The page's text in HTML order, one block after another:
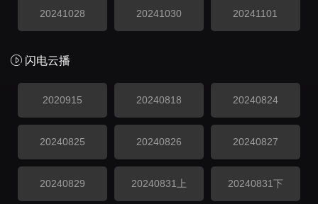
20241028 20241030 20241101
闪电云播
2020915 20240818 20240824
20240825 20240826 20240827
20240829 20240831上 20240831下